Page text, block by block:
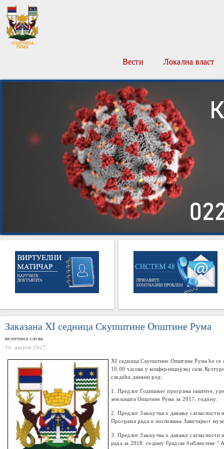
Вести Локална власт
Заказана XI седница Скупштине Oпштине Рума
величина слова
14. август 2017.
XI седница Скупштине Општине Рума ће
10.00 часова у конференцијској сали
следећи дневни ред:
1. Предлог Годишњег програма заштите,
земљишта Општине Рума за 2017. годину.
2. Предлог Закључка о давању сагласности
Програма рада и пословања Завичајног
3. Предлог Закључка о давању
рада за 2018. годину Градске библиотеке "